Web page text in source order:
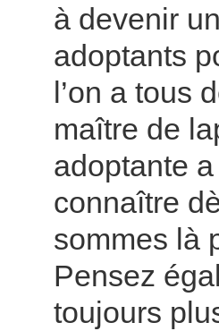
à devenir
adoptants
l’on a tous
maître de
adoptante
connaître
sommes là
Pensez
toujours